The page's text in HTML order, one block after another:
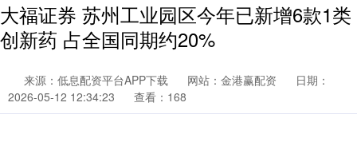
大福证券 苏州工业园区今年已新增6款1类
创新药 占全国同期约20%
来源：低息配资平台APP下载 网站：金港赢配资
日期：
2026-05-12 12:34:23
查看：168